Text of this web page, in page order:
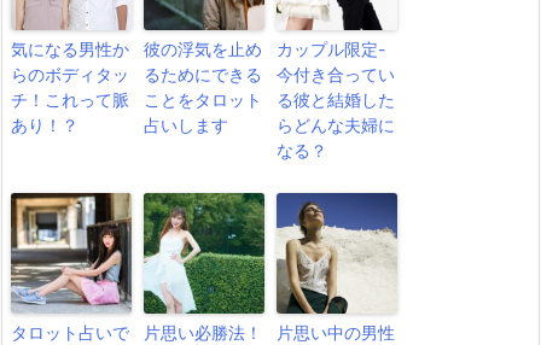
気になる男性か
らのボディタッ
チ！これって脈
あり！？
彼の浮気を止め
るためにできる
ことをタロット
占いします
カップル限定-
今付き合ってい
る彼と結婚した
らどんな夫婦に
なる？
タロット占いで
片思い必勝法！
片思い中の男性